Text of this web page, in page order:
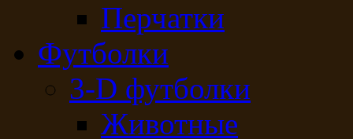
Перчатки
Футболки
3-D футболки
Животные